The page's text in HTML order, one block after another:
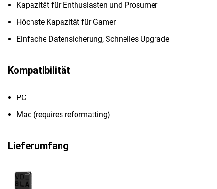
Kapazität für Enthusiasten und Prosumer
Höchste Kapazität für Gamer
Einfache Datensicherung, Schnelles Upgrade
Kompatibilität
PC
Mac (requires reformatting)
Lieferumfang